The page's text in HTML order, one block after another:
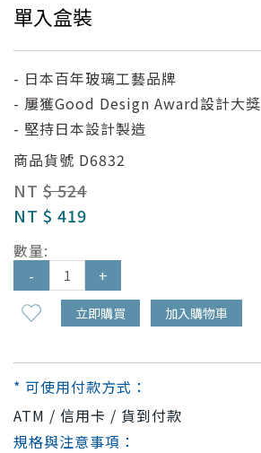
單入盒裝
- 日本百年玻璃工藝品牌
- 屢獲Good Design Award設計大獎
- 堅持日本設計製造
商品貨號 D6832
NT $ 524
NT $ 419
數量:
-
+
立即購買 加入購物車
* 可使用付款方式：
ATM / 信用卡 / 貨到付款
規格與注意事項：